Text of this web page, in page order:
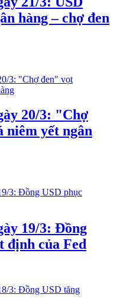
hàng – chợ đen
20/3: "Chợ
niêm yết ngân
19/3: Đồng
định của Fed